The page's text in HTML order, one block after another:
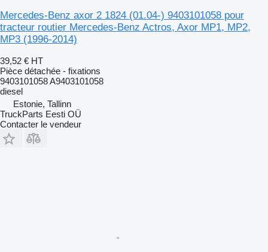
Mercedes-Benz axor 2 1824 (01.04-) 9403101058 pour
tracteur routier Mercedes-Benz Actros, Axor MP1, MP2,
MP3 (1996-2014)
39,52 € HT
Pièce détachée - fixations
9403101058 A9403101058
diesel
Estonie, Tallinn
TruckParts Eesti OÜ
Contacter le vendeur